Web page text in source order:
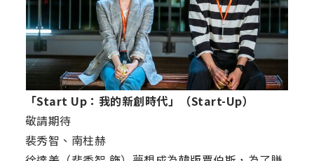
「Start Up：我的新創時代」（Start-Up）
敬請期待
裴秀智、南柱赫